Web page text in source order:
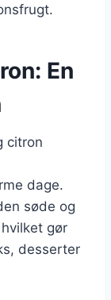
En
citron
dage.
søde og
gør
desserter